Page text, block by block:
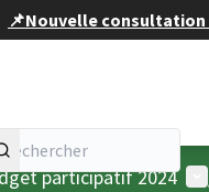
📌Nouvelle consultation
participatif 2024